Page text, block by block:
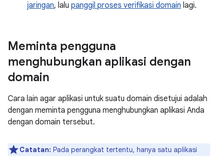
jaringan, lalu panggil proses verifikasi domain lagi.
Meminta pengguna
menghubungkan aplikasi dengan
domain
Cara lain agar aplikasi untuk suatu domain disetujui adalah
dengan meminta pengguna menghubungkan aplikasi Anda
dengan domain tersebut.
Catatan: Pada perangkat tertentu, hanya satu aplikasi